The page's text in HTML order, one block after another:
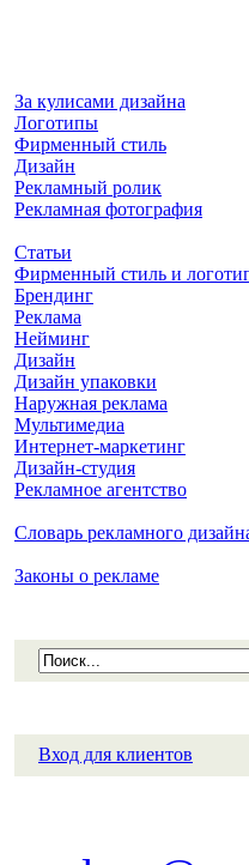
За кулисами дизайна
Логотипы
Фирменный стиль
Дизайн
Рекламный ролик
Рекламная фотография
Статьи
Фирменный стиль и
Брендинг
Реклама
Нейминг
Дизайн
Дизайн упаковки
Наружная реклама
Мультимедиа
Интернет-маркетинг
Дизайн-студия
Рекламное агентство
Словарь рекламного
Законы о рекламе
Вход для клиентов